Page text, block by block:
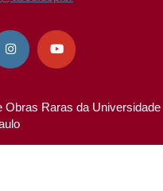
 
Raras da Universidade